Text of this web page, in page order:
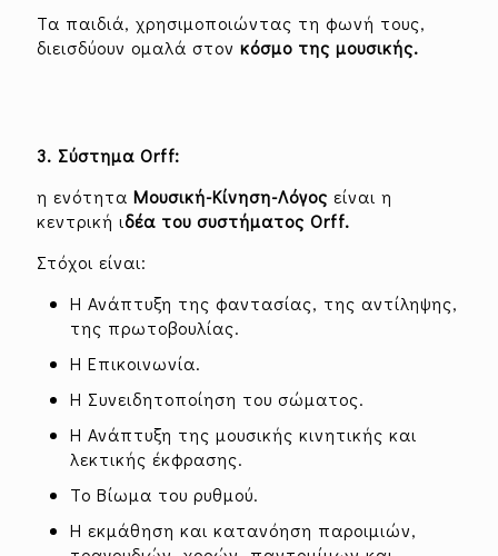
Τα παιδιά, χρησιμοποιώντας τη φωνή τους,
διεισδύουν ομαλά στον κόσμο της μουσικής.
3. Σύστημα Orff:
η ενότητα Μουσική-Κίνηση-Λόγος είναι η
κεντρική ιδέα του συστήματος Orff.
Στόχοι είναι:
Η Ανάπτυξη της φαντασίας, της αντίληψης,
της πρωτοβουλίας.
Η Επικοινωνία.
Η Συνειδητοποίηση του σώματος.
Η Ανάπτυξη της μουσικής κινητικής και
λεκτικής έκφρασης.
Το Βίωμα του ρυθμού.
Η εκμάθηση και κατανόηση παροιμιών,